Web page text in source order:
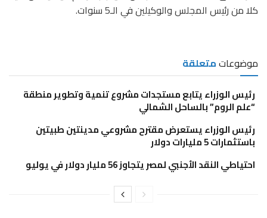
كلا من رئيس المجلس والوكيلين في الـ5 سنوات.
موضوعاتمتعلقة
رئيس الوزراء يتابع مستجدات مشروع تنمية وتطوير منطقة
“علم الروم” بالساحل الشمالي
رئيس الوزراء يستعرض مقترح مشروعي مدينتين طبيتين
باستثمارات 5 مليارات دولار
احتياطي النقد الأجنبي لمصر يتجاوز 56 مليار دولار في يوليو